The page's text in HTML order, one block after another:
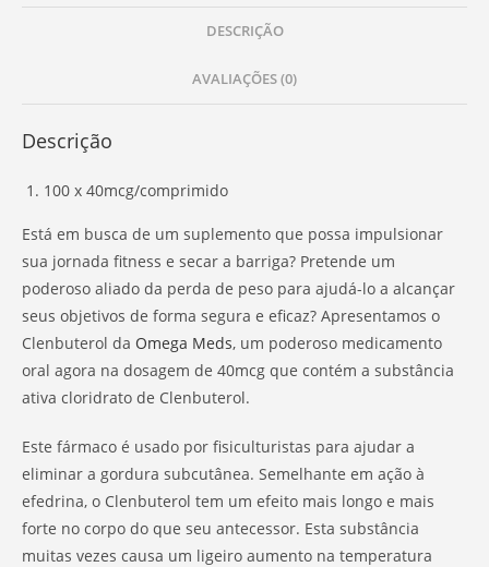
DESCRIÇÃO
AVALIAÇÕES (0)
Descrição
100 x 40mcg/comprimido
Está em busca de um suplemento que possa impulsionar
sua jornada fitness e secar a barriga? Pretende um
poderoso aliado da perda de peso para ajudá-lo a alcançar
seus objetivos de forma segura e eficaz? Apresentamos o
Clenbuterol da Omega Meds, um poderoso medicamento
oral agora na dosagem de 40mcg que contém a substância
ativa cloridrato de Clenbuterol.
Este fármaco é usado por fisiculturistas para ajudar a
eliminar a gordura subcutânea. Semelhante em ação à
efedrina, o Clenbuterol tem um efeito mais longo e mais
forte no corpo do que seu antecessor. Esta substância
muitas vezes causa um ligeiro aumento na temperatura